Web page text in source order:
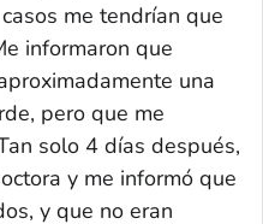
me tendrían que
informaron que
una
pero que me
solo 4 días después,
y me informó que
y que no eran